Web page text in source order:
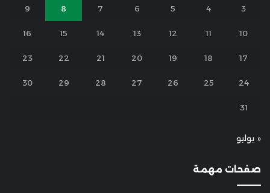
3
4
5
6
7
8
9
10
11
12
13
14
15
16
17
18
19
20
21
22
23
24
25
26
27
28
29
30
31
« يوليو
صفحات مهمة